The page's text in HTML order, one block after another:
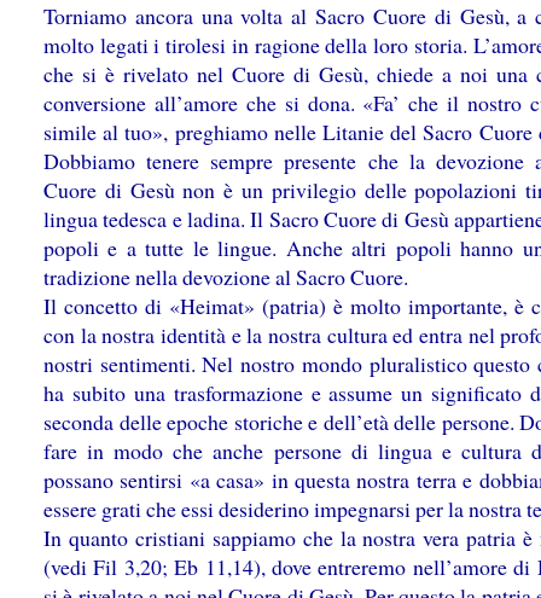
Torniamo ancora una volta al Sacro Cuore di Gesù, a
molto legati i tirolesi in ragione della loro storia.
che si è rivelato nel Cuore di Gesù, chiede a noi una
conversione all’amore che si dona. «Fa’ che il nostro
simile al tuo», preghiamo nelle Litanie del Sacro Cuore
Dobbiamo tenere sempre presente che la devozione
Cuore di Gesù non è un privilegio delle popolazioni
lingua tedesca e ladina. Il Sacro Cuore di Gesù
popoli e a tutte le lingue. Anche altri popoli hanno
tradizione nella devozione al Sacro Cuore.
Il concetto di «Heimat» (patria) è molto importante, è
con la nostra identità e la nostra cultura ed entra nel
nostri sentimenti. Nel nostro mondo pluralistico questo
ha subito una trasformazione e assume un significato
seconda delle epoche storiche e dell’età delle persone.
fare in modo che anche persone di lingua e cultura
possano sentirsi «a casa» in questa nostra terra e
essere grati che essi desiderino impegnarsi per la nostra
In quanto cristiani sappiamo che la nostra vera patria
(vedi Fil 3,20; Eb 11,14), dove entreremo nell’amore di